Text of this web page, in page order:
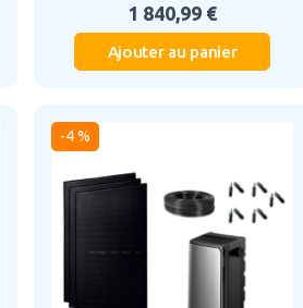
1 840,99 €
Ajouter au panier
-4 %